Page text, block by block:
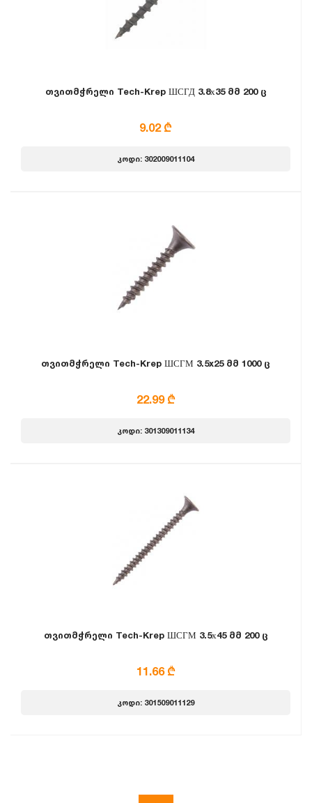
თვითმჭრელი Tech-Krep ШСГД 3.8х35 მმ 200 ც
9.02 ₾
კოდი: 302009011104
თვითმჭრელი Tech-Krep ШСГМ 3.5x25 მმ 1000 ც
22.99 ₾
კოდი: 301309011134
თვითმჭრელი Tech-Krep ШСГМ 3.5х45 მმ 200 ც
11.66 ₾
კოდი: 301509011129